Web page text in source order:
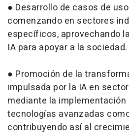
● Desarrollo de casos de
comenzando en sectores
específicos, aprovechando
IA para apoyar a la sociedad.
● Promoción de la
impulsada por la IA en
mediante la implementación
tecnologías avanzadas
contribuyendo así al